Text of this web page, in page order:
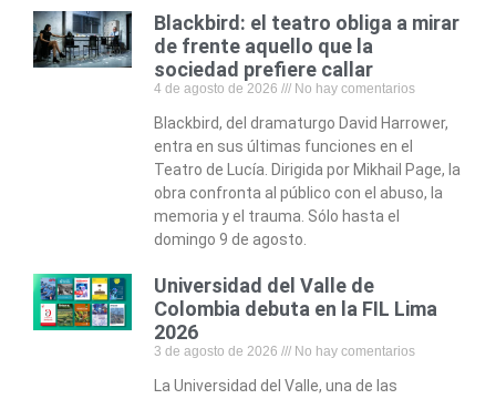
Blackbird: el teatro obliga a mirar
de frente aquello que la
sociedad prefiere callar
4 de agosto de 2026 No hay comentarios
Blackbird, del dramaturgo David Harrower,
entra en sus últimas funciones en el
Teatro de Lucía. Dirigida por Mikhail Page, la
obra confronta al público con el abuso, la
memoria y el trauma. Sólo hasta el
domingo 9 de agosto.
Universidad del Valle de
Colombia debuta en la FIL Lima
2026
3 de agosto de 2026 No hay comentarios
La Universidad del Valle, una de las